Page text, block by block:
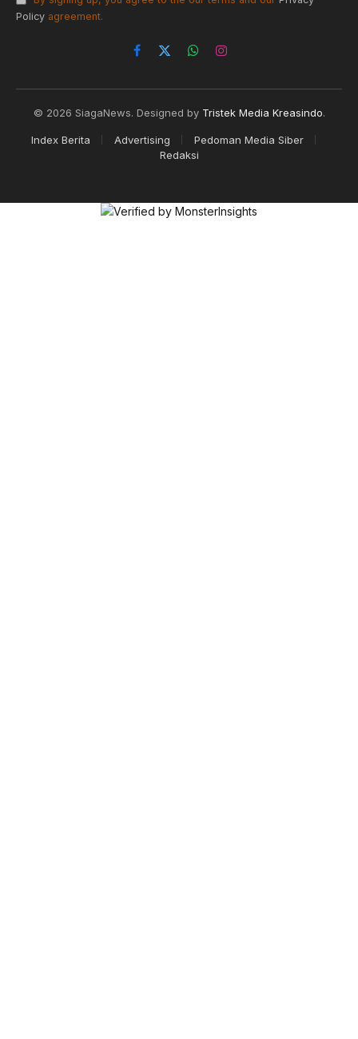
Policy agreement.
Facebook
X
WhatsAppInstagram
© 2026 SiagaNews. Designed by Tristek Media Kreasindo.
Index Berita Advertising
Pedoman Media Siber
Redaksi